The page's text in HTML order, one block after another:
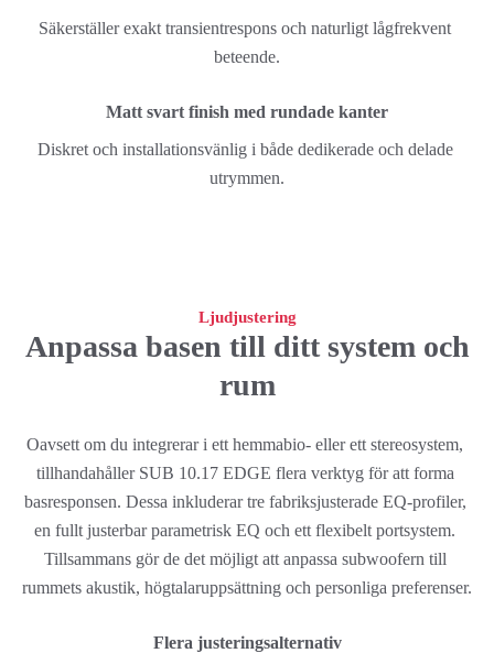
Säkerställer exakt transientrespons och naturligt lågfrekvent
beteende.
Matt svart finish med rundade kanter
Diskret och installationsvänlig i både dedikerade och delade
utrymmen.
Ljudjustering
Anpassa basen till ditt system och
rum
Oavsett om du integrerar i ett hemmabio- eller ett stereosystem,
tillhandahåller SUB 10.17 EDGE flera verktyg för att forma
basresponsen. Dessa inkluderar tre fabriksjusterade EQ-profiler,
en fullt justerbar parametrisk EQ och ett flexibelt portsystem.
Tillsammans gör de det möjligt att anpassa subwoofern till
rummets akustik, högtalaruppsättning och personliga preferenser.
Flera justeringsalternativ